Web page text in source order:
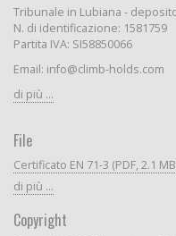
Tribunale in Lubiana -
N. di identificazione: 1581759
Partita IVA: SI58850066
Email: info@climb-holds.com
di più ...
File
Certificato EN 71-3 (PDF, 2.1
di più ...
Copyright